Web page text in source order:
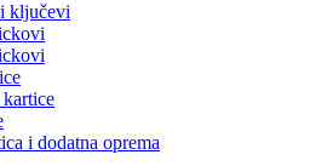
ključevi
i dodatna oprema